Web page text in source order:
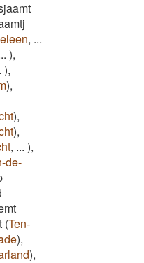
, ...
),
),
),
),
),
, ... ),
de-
(Ten-
),
),